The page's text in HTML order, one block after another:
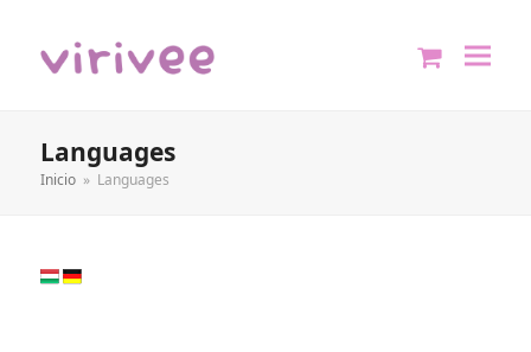
Languages
Inicio » Languages